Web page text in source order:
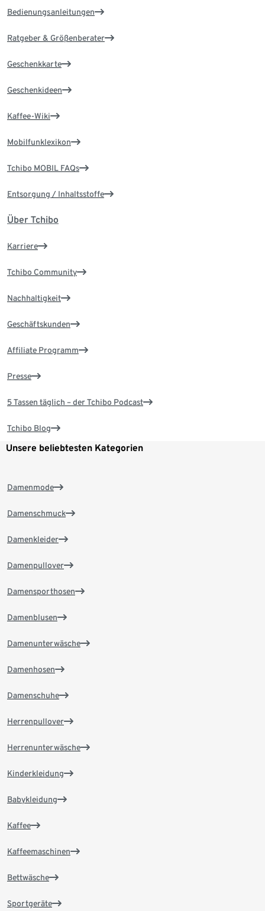
Bedienungsanleitungen
Ratgeber & Größenberater
Geschenkkarte
Geschenkideen
Kaffee-Wiki
Mobilfunklexikon
Tchibo MOBIL FAQs
Entsorgung / Inhaltsstoffe
Über Tchibo
Karriere
Tchibo Community
Nachhaltigkeit
Geschäftskunden
Affiliate Programm
Presse
5 Tassen täglich – der Tchibo Podcast
Tchibo Blog
Unsere beliebtesten Kategorien
Damenmode
Damenschmuck
Damenkleider
Damenpullover
Damensporthosen
Damenblusen
Damenunterwäsche
Damenhosen
Damenschuhe
Herrenpullover
Herrenunterwäsche
Kinderkleidung
Babykleidung
Kaffee
Kaffeemaschinen
Bettwäsche
Sportgeräte